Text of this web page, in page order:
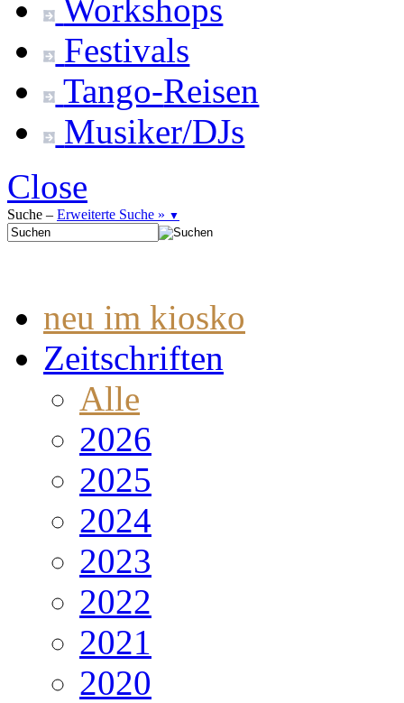
Workshops
Festivals
Tango-Reisen
Musiker/DJs
Close
Suche – Erweiterte Suche » ▼
neu im kiosko
Zeitschriften
Alle
2026
2025
2024
2023
2022
2021
2020